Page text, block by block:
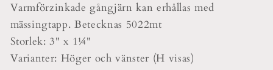
Varmförzinkade gångjärn kan erhållas med
mässingtapp. Betecknas 5022mt
Storlek: 3" x 1¼"
Varianter: Höger och vänster (H visas)